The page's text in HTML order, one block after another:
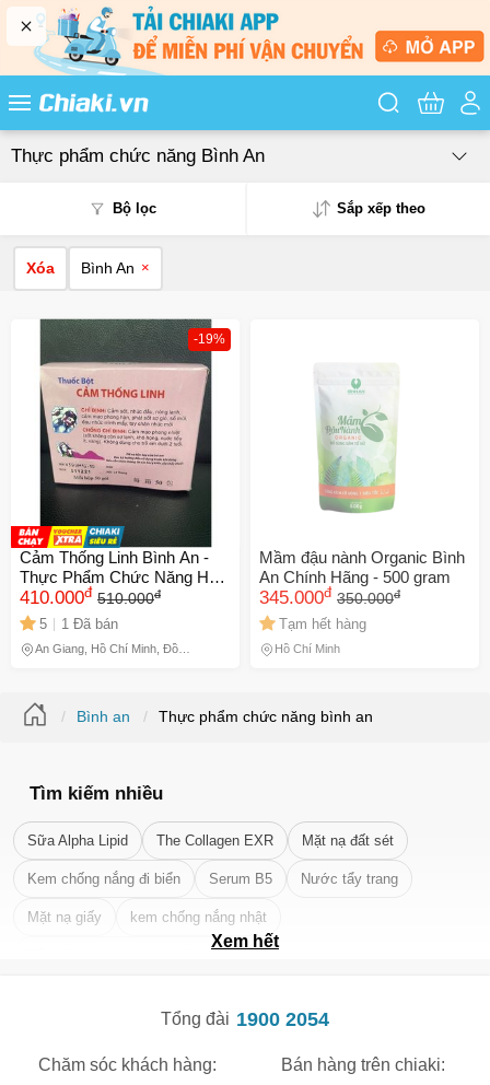
Tìm kiếm
Thực phẩm chức năng Bình An
Bộ lọc Sắp xếp theo
Giá từ thấp - cao
Giá từ cao - thấp
Xóa Bình An ×
-19%
Cảm Thống Linh Bình An -
Thực Phẩm Chức Năng Hỗ
Trợ Giảm Ho, Cảm Sốt, Đau
Nhức, Tăng Cường Đề
Kháng Cho Gia Đình
410.000đ 510.000đ
5 1 Đã bán
An Giang, Hồ Chí Minh, Đồng
Mầm đậu nành Organic Bình
An Chính Hãng - 500 gram
345.000đ 350.000đ
Tạm hết hàng
Hồ Chí Minh
Bình an Thực phẩm chức năng bình an
Tìm kiếm nhiều
Sữa Alpha Lipid The Collagen EXR Mặt nạ đất sét
Kem chống nắng đi biển Serum B5 Nước tẩy trang
Mặt nạ giấy kem chống nắng nhật
Xem hết
Tổng đài 1900 2054
Chăm sóc khách hàng:
Bán hàng trên chiaki: